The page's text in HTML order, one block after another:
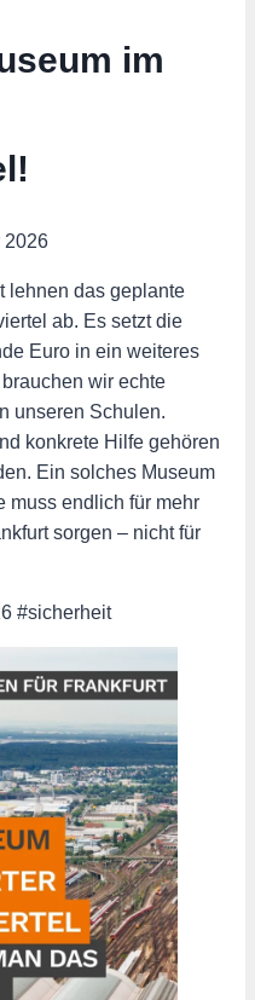
im
2026
lehnen das geplante
ab. Es setzt die
Euro in ein weiteres
wir echte
unseren Schulen.
konkrete Hilfe gehören
Ein solches Museum
muss endlich für mehr
sorgen – nicht für
#sicherheit